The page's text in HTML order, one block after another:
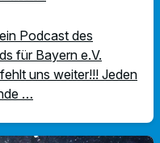
Podcast des
für Bayern e.V.
uns weiter!!! Jeden
…